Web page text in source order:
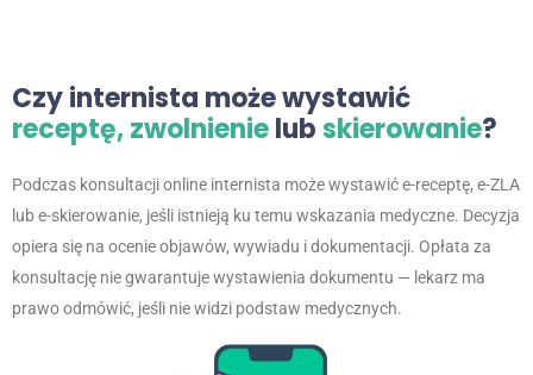
Czy internista może wystawić
receptę,zwolnienielubskierowanie?
Podczas konsultacji online internista może wystawić e-receptę, e-ZLA
lub e-skierowanie, jeśli istnieją ku temu wskazania medyczne. Decyzja
opiera się na ocenie objawów, wywiadu i dokumentacji. Opłata za
konsultację nie gwarantuje wystawienia dokumentu — lekarz ma
prawo odmówić, jeśli nie widzi podstaw medycznych.